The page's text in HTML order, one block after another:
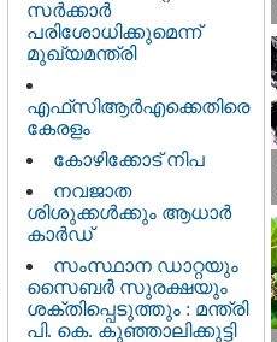
സർക്കാർ
പരിശോധിക്കുമെന്ന്
മുഖ്യമന്ത്രി
എഫ്‌സിആർഎക്കെതിരെ
കേരളം
കോഴിക്കോട് നിപ
നവജാത
ശിശുക്കള്‍ക്കും ആധാര്‍
കാര്‍ഡ്
സംസ്ഥാന ഡാറ്റയും
സൈബർ സുരക്ഷയും
ശക്തിപ്പെടുത്തും : മന്ത്രി
പി. കെ. കുഞ്ഞാലിക്കുട്ടി